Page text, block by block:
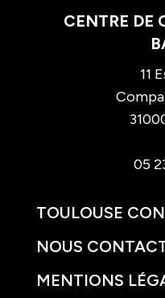
CENTRE DE
11
05
TOULOUSE
NOUS
MENTIONS